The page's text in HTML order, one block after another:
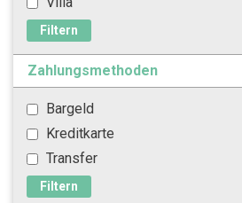
Filtern
Zahlungsmethoden
Bargeld
Kreditkarte
Transfer
Filtern